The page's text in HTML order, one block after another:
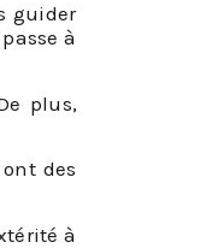
guider
à
plus,
des
à